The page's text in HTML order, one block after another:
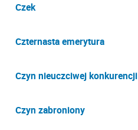
Czek
Czternasta emerytura
Czyn nieuczciwej konkurencji
Czyn zabroniony